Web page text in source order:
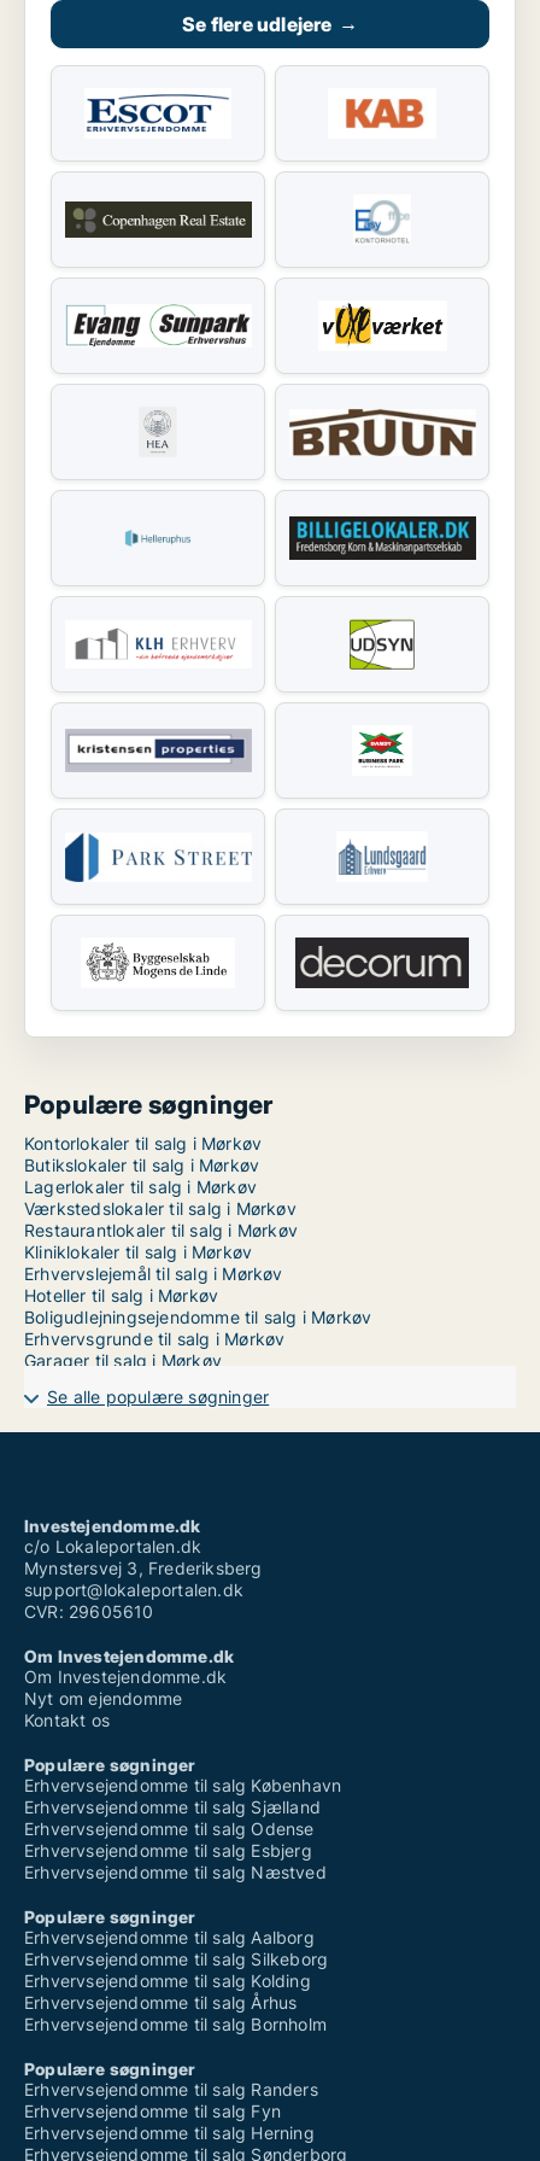
Se flere udlejere →
Populære søgninger
Kontorlokaler til salg i Mørkøv
Butikslokaler til salg i Mørkøv
Lagerlokaler til salg i Mørkøv
Værkstedslokaler til salg i Mørkøv
Restaurantlokaler til salg i Mørkøv
Kliniklokaler til salg i Mørkøv
Erhvervslejemål til salg i Mørkøv
Hoteller til salg i Mørkøv
Boligudlejningsejendomme til salg i Mørkøv
Erhvervsgrunde til salg i Mørkøv
Garager til salg i Mørkøv
Se alle populære søgninger
Investejendomme.dk
c/o Lokaleportalen.dk
Mynstersvej 3, Frederiksberg
support@lokaleportalen.dk
CVR: 29605610
Om Investejendomme.dk
Om Investejendomme.dk
Nyt om ejendomme
Kontakt os
Populære søgninger
Erhvervsejendomme til salg København
Erhvervsejendomme til salg Sjælland
Erhvervsejendomme til salg Odense
Erhvervsejendomme til salg Esbjerg
Erhvervsejendomme til salg Næstved
Populære søgninger
Erhvervsejendomme til salg Aalborg
Erhvervsejendomme til salg Silkeborg
Erhvervsejendomme til salg Kolding
Erhvervsejendomme til salg Århus
Erhvervsejendomme til salg Bornholm
Populære søgninger
Erhvervsejendomme til salg Randers
Erhvervsejendomme til salg Fyn
Erhvervsejendomme til salg Herning
Erhvervsejendomme til salg Sønderborg